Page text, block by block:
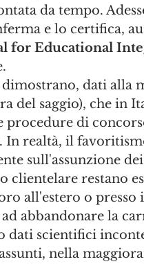
da tempo.
e lo certifica,
for Educational
dati alla
del saggio), che in
procedure di
In realtà, il
sull'assunzione
clientelare restano
all'estero o presso
abbandonare la
scientifici
nella